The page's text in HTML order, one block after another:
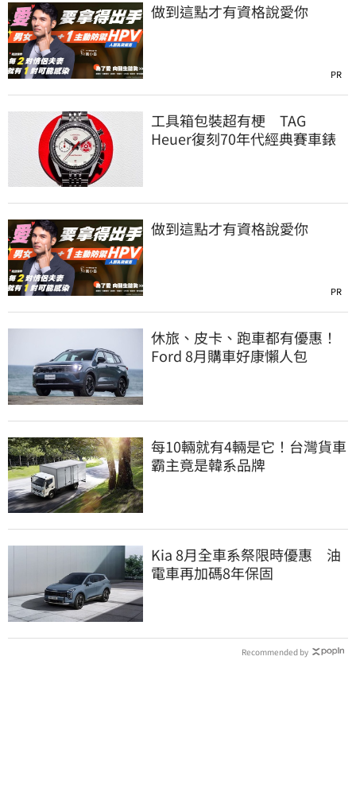
做到這點才有資格說愛你
PR
工具箱包裝超有梗 TAG
Heuer復刻70年代經典賽車錶
做到這點才有資格說愛你
PR
休旅、皮卡、跑車都有優惠！
Ford 8月購車好康懶人包
每10輛就有4輛是它！台灣貨車
霸主竟是韓系品牌
Kia 8月全車系祭限時優惠 油
電車再加碼8年保固
Recommended by